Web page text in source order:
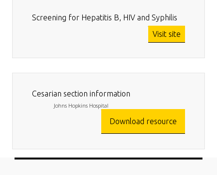
Screening for Hepatitis B, HIV and Syphilis
Visit site
Cesarian section information
Johns Hopkins Hospital
Download resource